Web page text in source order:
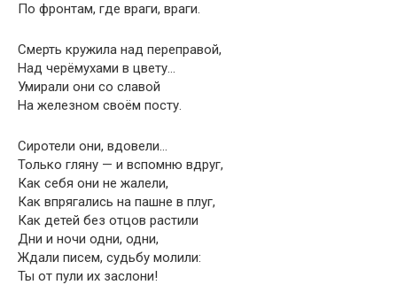
По фронтам, где враги, враги.
Смерть кружила над переправой,
Над черёмухами в цвету…
Умирали они со славой
На железном своём посту.
Сиротели они, вдовели…
Только гляну — и вспомню вдруг,
Как себя они не жалели,
Как впрягались на пашне в плуг,
Как детей без отцов растили
Дни и ночи одни, одни,
Ждали писем, судьбу молили:
Ты от пули их заслони!